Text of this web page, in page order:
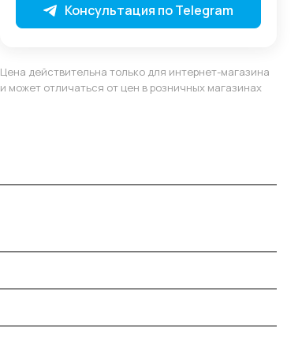
Консультация по Telegram
Цена действительна только для интернет-магазина
и может отличаться от цен в розничных магазинах